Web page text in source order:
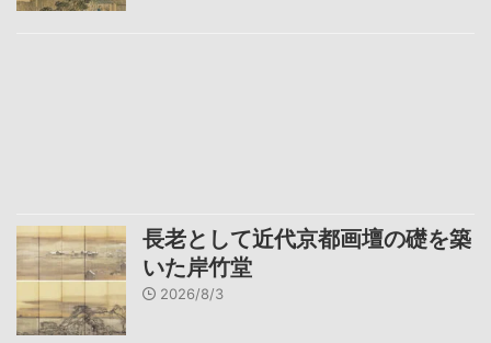
長老として近代京都画壇の礎を築
いた岸竹堂
2026/8/3